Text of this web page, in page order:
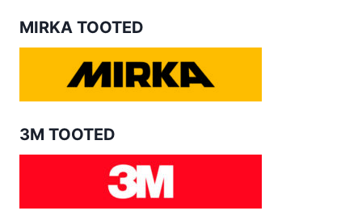
MIRKA TOOTED
3M TOOTED